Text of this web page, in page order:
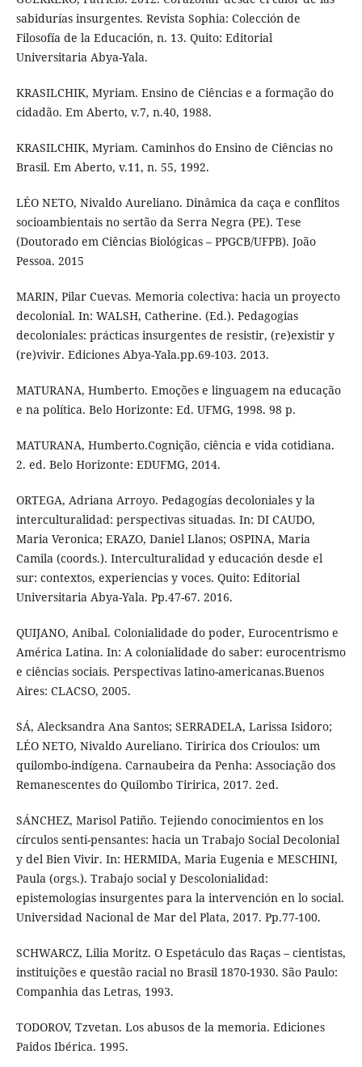
sabidurías insurgentes. Revista Sophia: Colección de
Filosofía de la Educación, n. 13. Quito: Editorial
Universitaria Abya-Yala.
KRASILCHIK, Myriam. Ensino de Ciências e a formação do
cidadão. Em Aberto, v.7, n.40, 1988.
KRASILCHIK, Myriam. Caminhos do Ensino de Ciências no
Brasil. Em Aberto, v.11, n. 55, 1992.
LÉO NETO, Nivaldo Aureliano. Dinâmica da caça e conflitos
socioambientais no sertão da Serra Negra (PE). Tese
(Doutorado em Ciências Biológicas – PPGCB/UFPB). João
Pessoa. 2015
MARIN, Pilar Cuevas. Memoria colectiva: hacia un proyecto
decolonial. In: WALSH, Catherine. (Ed.). Pedagogias
decoloniales: prácticas insurgentes de resistir, (re)existir y
(re)vivir. Ediciones Abya-Yala.pp.69-103. 2013.
MATURANA, Humberto. Emoções e linguagem na educação
e na política. Belo Horizonte: Ed. UFMG, 1998. 98 p.
MATURANA, Humberto.Cognição, ciência e vida cotidiana.
2. ed. Belo Horizonte: EDUFMG, 2014.
ORTEGA, Adriana Arroyo. Pedagogías decoloniales y la
interculturalidad: perspectivas situadas. In: DI CAUDO,
Maria Veronica; ERAZO, Daniel Llanos; OSPINA, Maria
Camila (coords.). Interculturalidad y educación desde el
sur: contextos, experiencias y voces. Quito: Editorial
Universitaria Abya-Yala. Pp.47-67. 2016.
QUIJANO, Anibal. Colonialidade do poder, Eurocentrismo e
América Latina. In: A colonialidade do saber: eurocentrismo
e ciências sociais. Perspectivas latino-americanas.Buenos
Aires: CLACSO, 2005.
SÁ, Alecksandra Ana Santos; SERRADELA, Larissa Isidoro;
LÉO NETO, Nivaldo Aureliano. Tiririca dos Crioulos: um
quilombo-indígena. Carnaubeira da Penha: Associação dos
Remanescentes do Quilombo Tiririca, 2017. 2ed.
SÁNCHEZ, Marisol Patiño. Tejiendo conocimientos en los
círculos senti-pensantes: hacia un Trabajo Social Decolonial
y del Bien Vivir. In: HERMIDA, Maria Eugenia e MESCHINI,
Paula (orgs.). Trabajo social y Descolonialidad:
epistemologias insurgentes para la intervención en lo social.
Universidad Nacional de Mar del Plata, 2017. Pp.77-100.
SCHWARCZ, Lilia Moritz. O Espetáculo das Raças – cientistas,
instituições e questão racial no Brasil 1870-1930. São Paulo:
Companhia das Letras, 1993.
TODOROV, Tzvetan. Los abusos de la memoria. Ediciones
Paidos Ibérica. 1995.